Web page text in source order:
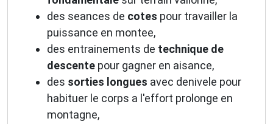
des seances de cotes pour travailler la
puissance en montee,
des entrainements de technique de
descente pour gagner en aisance,
des sorties longues avec denivele pour
habituer le corps a l'effort prolonge en
montagne,